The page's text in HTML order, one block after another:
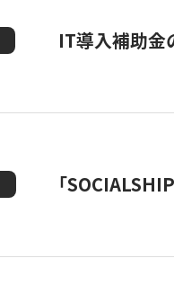
IT導入補助金
「